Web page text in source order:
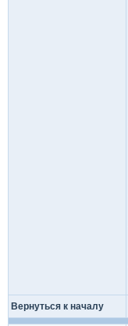
Вернуться к началу